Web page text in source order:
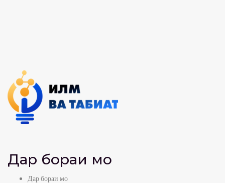
Дар бораи мо
Дар бораи мо